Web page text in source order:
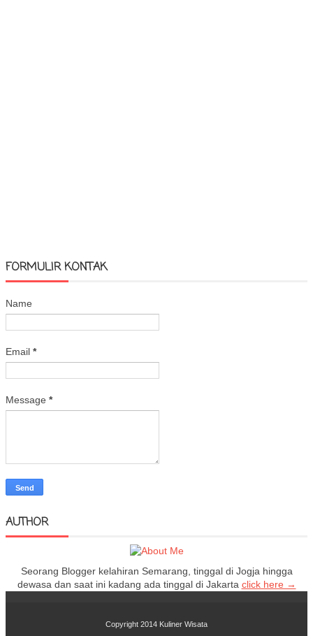
FORMULIR KONTAK
Name
Email *
Message *
AUTHOR
Seorang Blogger kelahiran Semarang, tinggal di Jogja hingga
dewasa dan saat ini kadang ada tinggal di Jakarta click here →
Copyright 2014 Kuliner Wisata